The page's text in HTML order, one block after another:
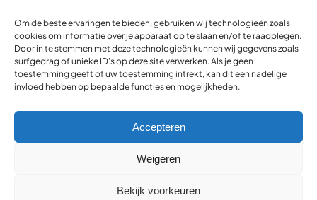
Om de beste ervaringen te bieden, gebruiken wij technologieën zoals
cookies om informatie over je apparaat op te slaan en/of te raadplegen.
Door in te stemmen met deze technologieën kunnen wij gegevens zoals
surfgedrag of unieke ID's op deze site verwerken. Als je geen
toestemming geeft of uw toestemming intrekt, kan dit een nadelige
invloed hebben op bepaalde functies en mogelijkheden.
Accepteren
Weigeren
Bekijk voorkeuren
Ons team
Blik in de werkplaats
Webshop occasions